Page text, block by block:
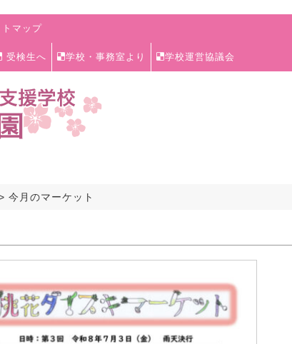
トマップ
受検生へ 学校・事務室より 学校運営協議会
今月のマーケット